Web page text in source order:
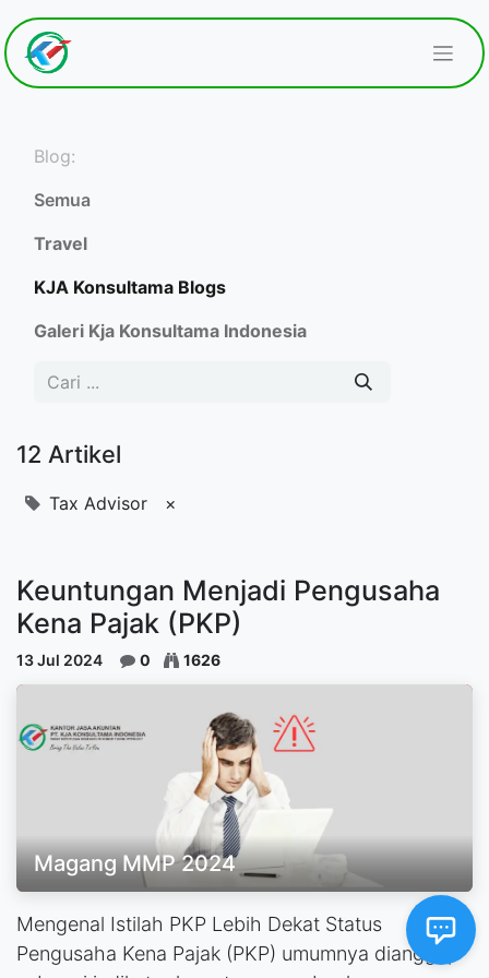
Blog:
Semua
Travel
KJA Konsultama Blogs
Galeri Kja Konsultama Indonesia
12 Artikel
Tax Advisor ×
Keuntungan Menjadi Pengusaha
Kena Pajak (PKP)
13 Jul 2024 0 1626
Magang MMP 2024
Mengenal Istilah PKP Lebih Dekat Status
Pengusaha Kena Pajak (PKP) umumnya dianggap